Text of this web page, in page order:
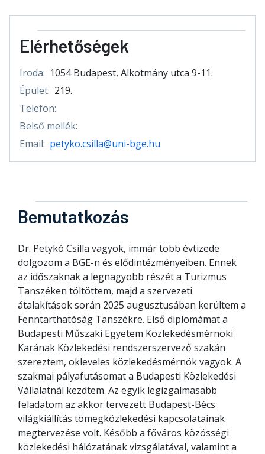
Elérhetőségek
Iroda: 1054 Budapest, Alkotmány utca 9-11.
Épület: 219.
Telefon:
Belső mellék:
Email: petyko.csilla@uni-bge.hu
Bemutatkozás
Dr. Petykó Csilla vagyok, immár több évtizede
dolgozom a BGE-n és elődintézményeiben. Ennek
az időszaknak a legnagyobb részét a Turizmus
Tanszéken töltöttem, majd a szervezeti
átalakítások során 2025 augusztusában kerültem a
Fenntarthatóság Tanszékre. Első diplomámat a
Budapesti Műszaki Egyetem Közlekedésmérnöki
Karának Közlekedési rendszerszervező szakán
szereztem, okleveles közlekedésmérnök vagyok. A
szakmai pályafutásomat a Budapesti Közlekedési
Vállalatnál kezdtem. Az egyik legizgalmasabb
feladatom az akkor tervezett Budapest-Bécs
világkiállítás tömegközlekedési kapcsolatainak
megtervezése volt. Később a főváros közösségi
közlekedési hálózatának vizsgálatával, valamint a